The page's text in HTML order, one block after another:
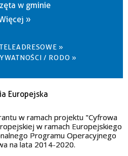
w gminie
»
»
/ RODO »
w ramach projektu "Cyfrowa
w ramach Europejskiego
Programu Operacyjnego
na lata 2014-2020.